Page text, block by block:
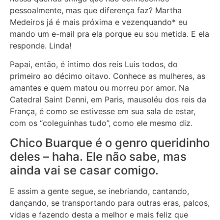
pessoalmente, mas que diferença faz? Martha
Medeiros já é mais próxima e vezenquando* eu
mando um e-mail pra ela porque eu sou metida. E ela
responde. Linda!
Papai, então, é íntimo dos reis Luis todos, do
primeiro ao décimo oitavo. Conhece as mulheres, as
amantes e quem matou ou morreu por amor. Na
Catedral Saint Denni, em Paris, mausoléu dos reis da
França, é como se estivesse em sua sala de estar,
com os “coleguinhas tudo”, como ele mesmo diz.
Chico Buarque é o genro queridinho
deles – haha. Ele não sabe, mas
ainda vai se casar comigo.
E assim a gente segue, se inebriando, cantando,
dançando, se transportando para outras eras, palcos,
vidas e fazendo desta a melhor e mais feliz que